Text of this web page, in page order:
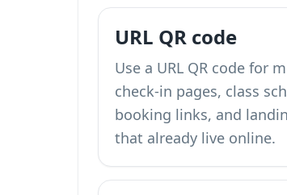
URL QR code
Use a URL QR code for
check-in pages, class
booking links, and
that already live online.